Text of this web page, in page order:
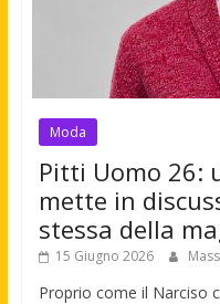
Moda
Pitti Uomo 26:
mette in
stessa della
15 Giugno 2026
Proprio come il Narciso